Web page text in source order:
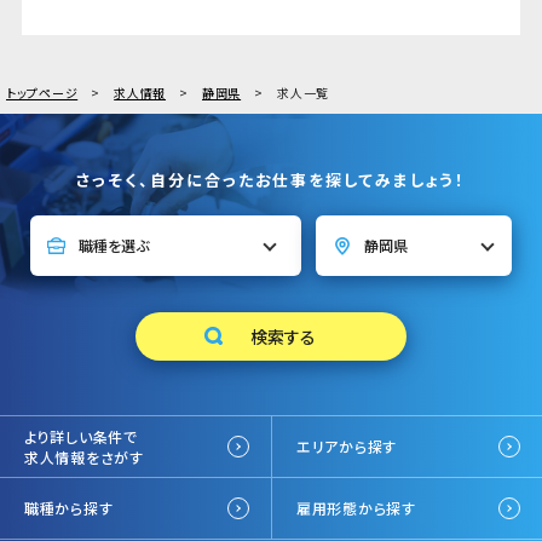
トップページ 求人情報 静岡県 求人一覧
さっそく、自分に合ったお仕事を探してみましょう！
より詳しい条件で
求人情報をさがす
エリアから探す
職種から探す 雇用形態から探す